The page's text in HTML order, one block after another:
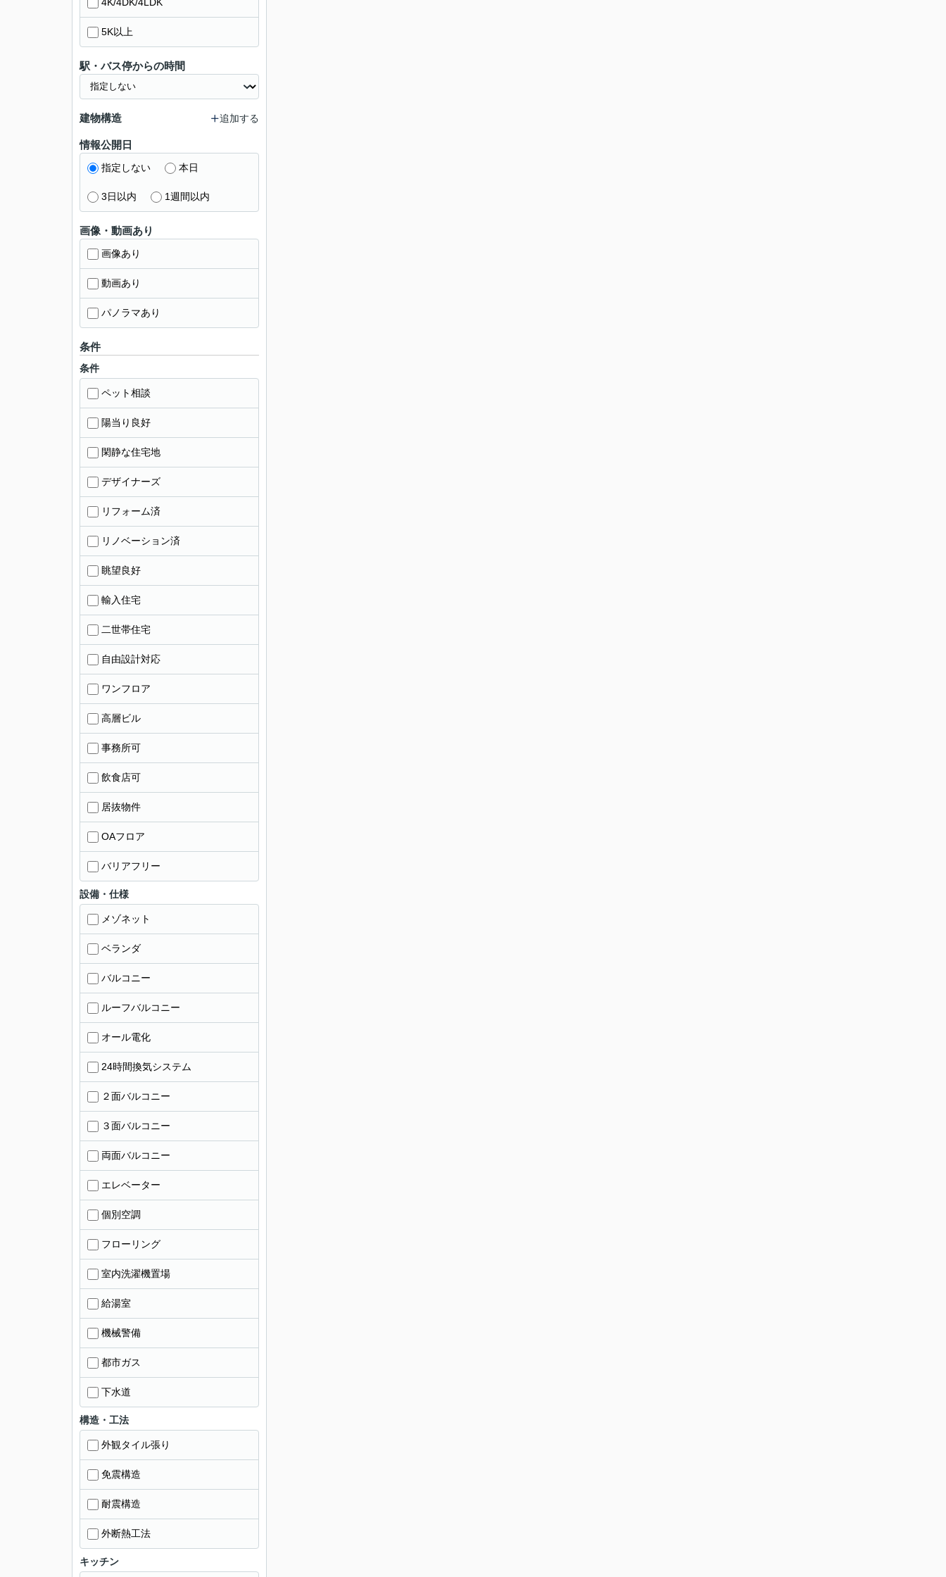
5K以上
駅・バス停からの時間
建物構造 追加する
情報公開日
指定しない 本日
3日以内 1週間以内
画像・動画あり
画像あり
動画あり
パノラマあり
条件
条件
ペット相談
陽当り良好
閑静な住宅地
デザイナーズ
リフォーム済
リノベーション済
眺望良好
輸入住宅
二世帯住宅
自由設計対応
ワンフロア
高層ビル
事務所可
飲食店可
居抜物件
OAフロア
バリアフリー
設備・仕様
メゾネット
ベランダ
バルコニー
ルーフバルコニー
オール電化
24時間換気システム
２面バルコニー
３面バルコニー
両面バルコニー
エレベーター
個別空調
フローリング
室内洗濯機置場
給湯室
機械警備
都市ガス
下水道
構造・工法
外観タイル張り
免震構造
耐震構造
外断熱工法
キッチン